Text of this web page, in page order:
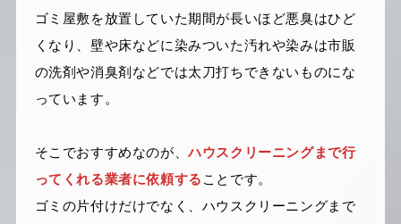
ゴミ屋敷を放置していた期間が長いほど悪臭はひど
くなり、壁や床などに染みついた汚れや染みは市販
の洗剤や消臭剤などでは太刀打ちできないものにな
っています。
そこでおすすめなのが、ハウスクリーニングまで行
ってくれる業者に依頼する ことです。
ゴミの片付けだけでなく、ハウスクリーニングまで